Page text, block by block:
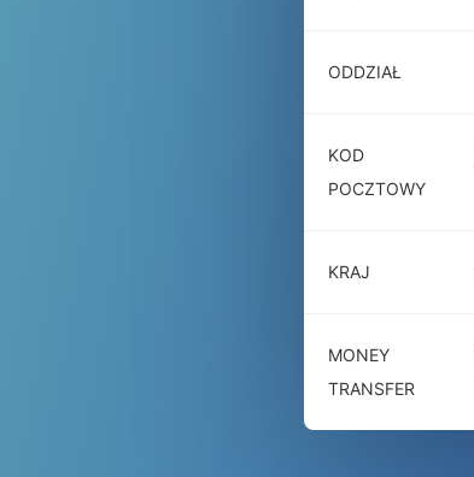
ODDZIAŁ
KOD
POCZTOWY
KRAJ
MONEY
TRANSFER